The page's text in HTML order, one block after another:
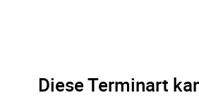
Diese Terminart